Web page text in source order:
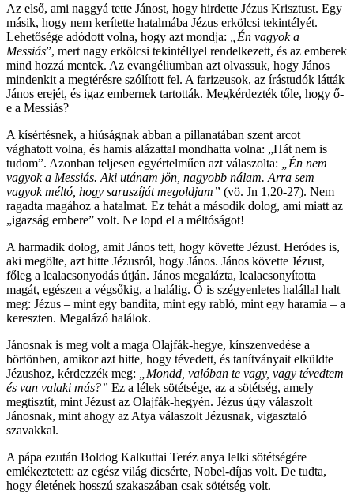
Az első, ami naggyá tette Jánost, hogy hirdette Jézus Krisztust. Egy
másik, hogy nem kerítette hatalmába Jézus erkölcsi tekintélyét.
Lehetősége adódott volna, hogy azt mondja:
„Én vagyok a
Messiás”, mert nagy erkölcsi tekintéllyel rendelkezett, és az emberek
mind hozzá mentek. Az evangéliumban azt olvassuk, hogy János
mindenkit a megtérésre szólított fel. A farizeusok, az írástudók látták
János erejét, és igaz embernek tartották. Megkérdezték tőle, hogy ő-
e a Messiás?
A kísértésnek, a hiúságnak abban a pillanatában szent arcot
vághatott volna, és hamis alázattal mondhatta volna: „Hát nem is
tudom”. Azonban teljesen egyértelműen azt válaszolta: „Én nem
vagyok a Messiás. Aki utánam jön, nagyobb nálam. Arra sem
vagyok méltó, hogy saruszíját megoldjam” (vö. Jn 1,20-27). Nem
ragadta magához a hatalmat. Ez tehát a második dolog, ami miatt az
„igazság embere” volt. Ne lopd el a méltóságot!
A harmadik dolog, amit János tett, hogy követte Jézust. Heródes is,
aki megölte, azt hitte Jézusról, hogy János. János követte Jézust,
főleg a lealacsonyodás útján. János megalázta, lealacsonyította
magát, egészen a végsőkig, a halálig. Ő is szégyenletes halállal halt
meg: Jézus – mint egy bandita, mint egy rabló, mint egy haramia – a
kereszten. Megalázó halálok.
Jánosnak is meg volt a maga Olajfák-hegye, kínszenvedése a
börtönben, amikor azt hitte, hogy tévedett, és tanítványait elküldte
Jézushoz, kérdezzék meg:
„Mondd, valóban te vagy, vagy tévedtem
és van valaki más?” Ez a lélek sötétsége, az a sötétség, amely
megtisztít, mint Jézust az Olajfák-hegyén. Jézus úgy válaszolt
Jánosnak, mint ahogy az Atya válaszolt Jézusnak, vigasztaló
szavakkal.
A pápa ezután Boldog Kalkuttai Teréz anya lelki sötétségére
emlékeztetett: az egész világ dicsérte, Nobel-díjas volt. De tudta,
hogy életének hosszú szakaszában csak sötétség volt.